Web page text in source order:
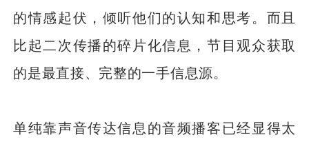
的情感起伏，倾听他们的认知和思考。而且
比起二次传播的碎片化信息，节目观众获取
的是最直接、完整的一手信息源。
单纯靠声音传达信息的音频播客已经显得太